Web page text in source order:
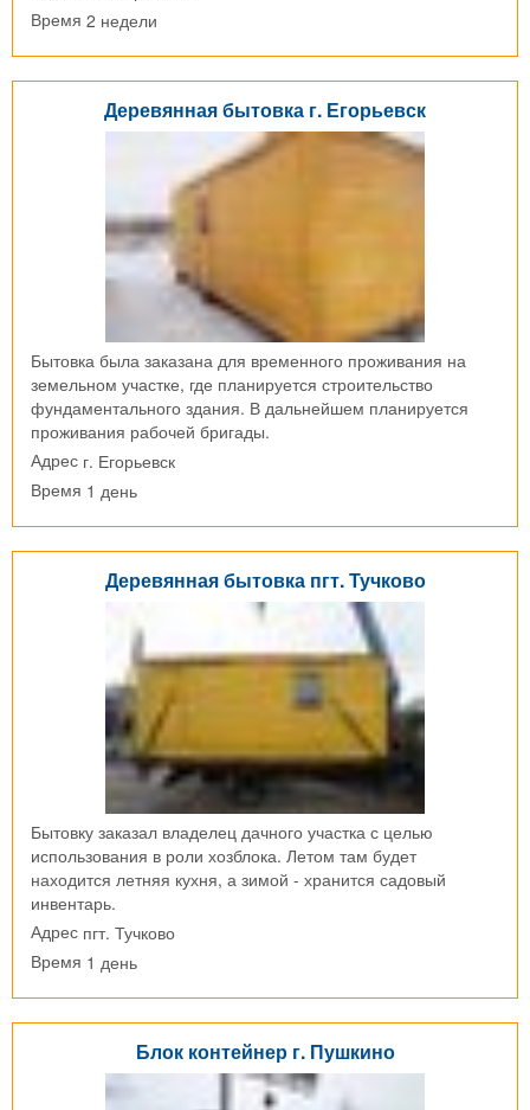
Время 2 недели
Деревянная бытовка г. Егорьевск
Бытовка была заказана для временного проживания на
земельном участке, где планируется строительство
фундаментального здания. В дальнейшем планируется
проживания рабочей бригады.
Адрес г. Егорьевск
Время 1 день
Деревянная бытовка пгт. Тучково
Бытовку заказал владелец дачного участка с целью
использования в роли хозблока. Летом там будет
находится летняя кухня, а зимой - хранится садовый
инвентарь.
Адрес пгт. Тучково
Время 1 день
Блок контейнер г. Пушкино